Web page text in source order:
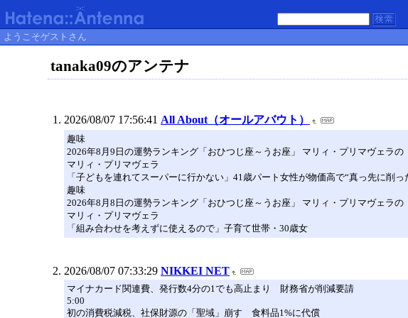
ようこそゲストさん
tanaka09のアンテナ
2026/08/07 17:56:41 All About（オールアバウト）
趣味
2026年8月9日の運勢ランキング「おひつじ座～うお座」 マリィ・プリマヴェラの
マリィ・プリマヴェラ
「子どもを連れてスーパーに行かない」41歳パート女性が物価高で“真っ先に削っ
趣味
2026年8月8日の運勢ランキング「おひつじ座～うお座」 マリィ・プリマヴェラの
マリィ・プリマヴェラ
「組み合わせを考えずに使えるので」子育て世帯・30歳女
2026/08/07 07:33:29 NIKKEI NET
マイナカード関連費、発行数4分の1でも高止まり 財務省が削減要請
5:00
初の消費税減税、社保財源の「聖域」崩す 食料品1%に代償